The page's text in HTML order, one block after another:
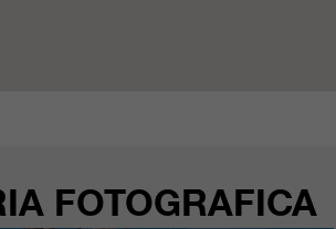
FOTOGRAFICA